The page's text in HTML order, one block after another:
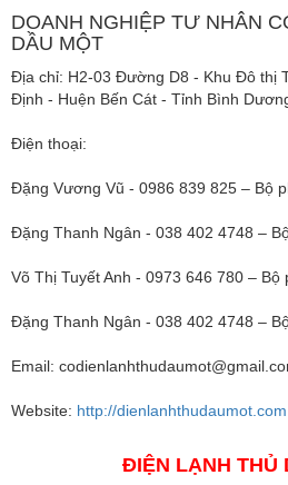
DOANH NGHIỆP TƯ NHÂN
DẦU MỘT
Địa chỉ: H2-03 Đường D8 - Khu Đô thị
Định - Huện Bến Cát - Tỉnh Bình
Điện thoại:
Đặng Vương Vũ - 0986 839 825 – Bộ
Đặng Thanh Ngân - 038 402 4748 –
Võ Thị Tuyết Anh - 0973 646 780 – Bộ
Đặng Thanh Ngân - 038 402 4748 –
Email:
Website: http://dienlanhthudaumot.com
ĐIỆN LẠNH THỦ